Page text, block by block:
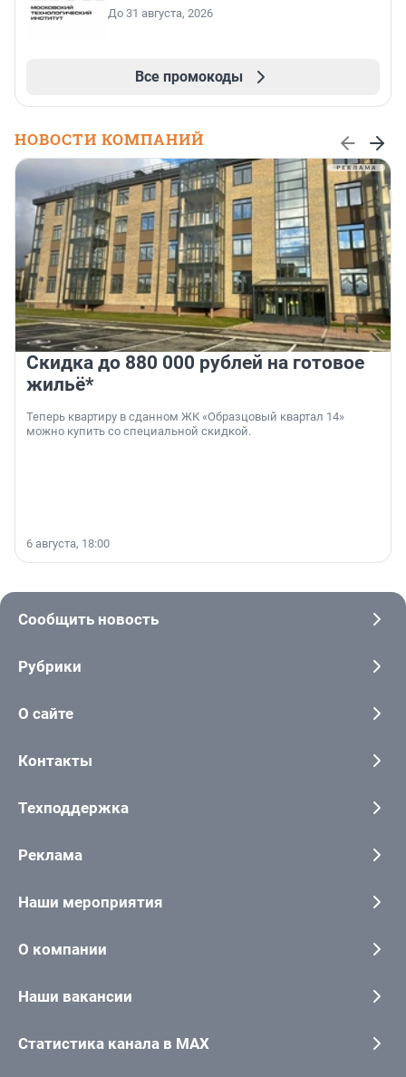
До 31 августа, 2026
Все промокоды
НОВОСТИ КОМПАНИЙ
Скидка до 880 000 рублей на готовое
жильё*
Теперь квартиру в сданном ЖК «Образцовый квартал 14»
можно купить со специальной скидкой.
6 августа, 18:00
Сообщить новость
Рубрики
О сайте
Контакты
Техподдержка
Реклама
Наши мероприятия
О компании
Наши вакансии
Статистика канала в MAX